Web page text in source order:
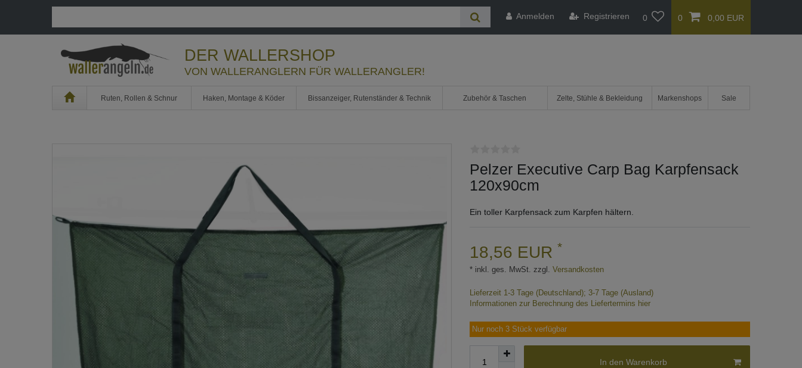
Anmelden Registrieren 0 0 0,00 EUR
DER WALLERSHOP
VON WALLERANGLERN FÜR WALLERANGLER!
Home Ruten, Rollen & Schnur Haken, Montage & Köder Bissanzeiger, Rutenständer & Technik Zubehör & Taschen Zelte, Stühle & Bekleidung Markenshops Sale
Pelzer Executive Carp Bag Karpfensack
120x90cm
Ein toller Karpfensack zum Karpfen hältern.
18,56 EUR *
* inkl. ges. MwSt. zzgl. Versandkosten
Lieferzeit 1-3 Tage (Deutschland); 3-7 Tage (Ausland)
Informationen zur Berechnung des Liefertermins hier
Nur noch 3 Stück verfügbar
In den Warenkorb